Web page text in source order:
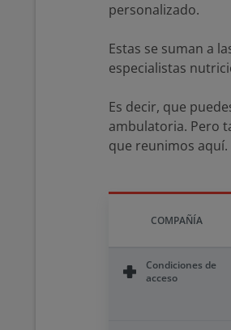
personalizado.
Estas se suman a
especialistas
Es decir, que
ambulatoria. Pero
que reunimos aquí.
COMPAÑÍA
Condiciones de
acceso